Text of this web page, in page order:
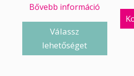
Bővebb információ
Válassz
lehetőséget